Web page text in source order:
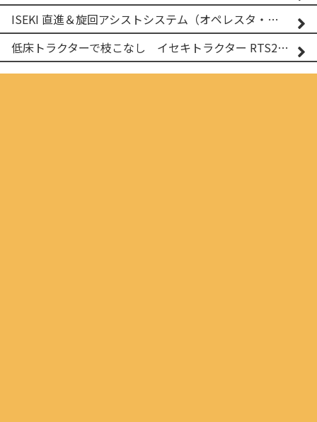
ISEKI 直進＆旋回アシストシステム（オペレスタ・ターン）搭載 イセキ 乗用田植機 PRJ8D-ZJL
低床トラクターで枝こなし イセキトラクター RTS205NS & フレールモア FNC1202F